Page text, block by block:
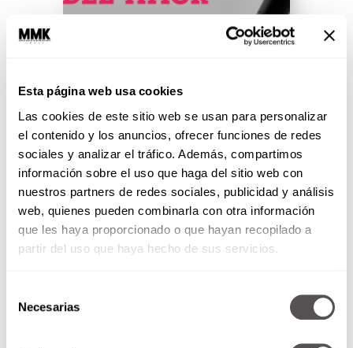
Esta página web usa cookies
Las cookies de este sitio web se usan para personalizar
el contenido y los anuncios, ofrecer funciones de redes
sociales y analizar el tráfico. Además, compartimos
información sobre el uso que haga del sitio web con
nuestros partners de redes sociales, publicidad y análisis
web, quienes pueden combinarla con otra información
que les haya proporcionado o que hayan recopilado a
partir del uso que haya hecho de sus servicios.
Necesarias
Contrato del amor
Términos legales y condiciones
que TODOS deberíamos
contemplar, firmar y respetar en
un contrato formal al iniciar una